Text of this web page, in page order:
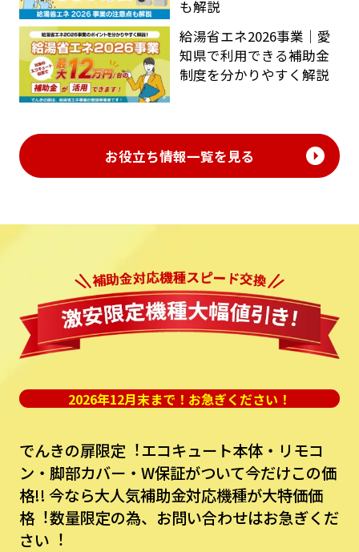
も解説
給湯省エネ2026事業｜愛
知県で利用できる補助金
制度を分かりやすく解説
お役立ち情報一覧を見る
2026年12月末まで！お急ぎください！
でんきの扉限定︕エコキュート本体・リモコ
ン・脚部カバー・W保証がついて今だけこの価
格!! 今なら⼤⼈気補助⾦対応機種が⼤特価価
格︕数量限定の為、お問い合わせはお急ぎくだ
さい︕